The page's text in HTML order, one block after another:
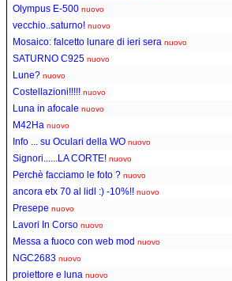
Olympus E-500 nuovo
vecchio..saturno! nuovo
Mosaico: falcetto lunare di ieri sera nuovo
SATURNO C925 nuovo
Lune? nuovo
Costellazioni!!!!! nuovo
Luna in afocale nuovo
M42Ha nuovo
Info ... su Oculari della WO nuovo
Signori......LA CORTE! nuovo
Perchè facciamo le foto ? nuovo
ancora etx 70 al lidl :) -10%!! nuovo
Presepe nuovo
Lavori In Corso nuovo
Messa a fuoco con web mod nuovo
NGC2683 nuovo
proiettore e luna nuovo